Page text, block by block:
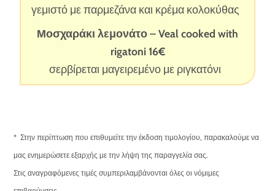
γεμιστό με παρμεζάνα και κρέμα κολοκύθας
Μοσχαράκι λεμονάτο –Veal cooked with
rigatoni 16€
σερβίρεται μαγειρεμένο με ριγκατόνι
* Στην περίπτωση που επιθυμείτε την έκδοση τιμολογίου, παρακαλούμε να
μας ενημερώσετε εξαρχής με την λήψη της παραγγελία σας.
Στις αναγραφόμενες τιμές συμπεριλαμβάνονται όλες οι νόμιμες